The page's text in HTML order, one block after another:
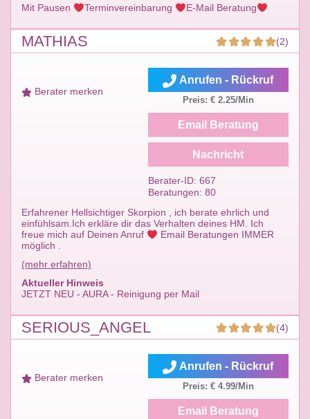
Mit Pausen
Terminvereinbarung E-Mail Beratung
MATHIAS (2)
Berater merken
Erfahrener Hellsichtiger Skorpion , ich berate ehrlich und
einfühlsam.Ich erkläre dir das Verhalten deines HM. Ich
freue mich auf Deinen Anruf
Email Beratungen IMMER
möglich .
(mehr erfahren)
Aktueller Hinweis
JETZT NEU - AURA - Reinigung per Mail
Anrufen - Rückruf
Preis: € 2.25/Min
Email Beratung
Nachricht
Berater-ID: 667
Beratungen: 80
SERIOUS_ANGEL (4)
Berater merken
Anrufen - Rückruf
Preis: € 4.99/Min
Email Beratung